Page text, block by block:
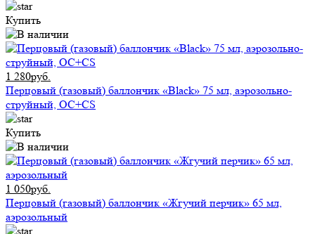
Купить
1 280руб.
Перцовый (газовый) баллончик «Black» 75 мл, аэрозольно-
струйный, ОC+CS
Купить
1 050руб.
Перцовый (газовый) баллончик «Жгучий перчик» 65 мл,
аэрозольный